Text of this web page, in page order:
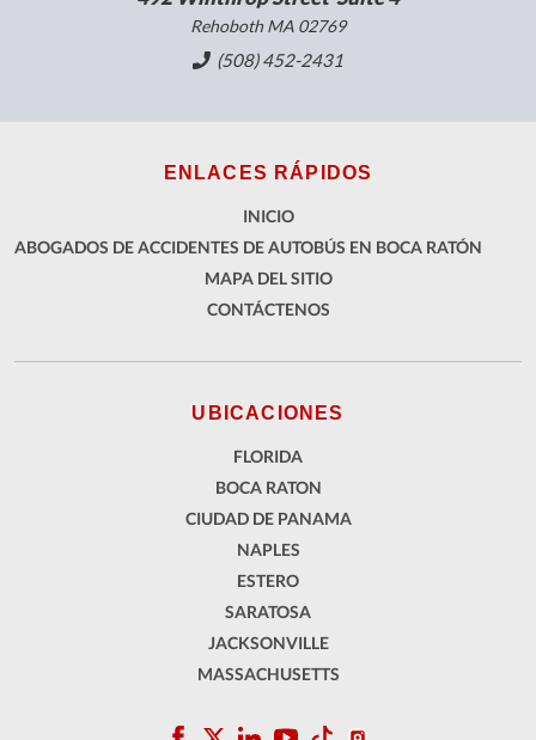
Rehoboth MA 02769
(508) 452-2431
ENLACES RÁPIDOS
INICIO
ABOGADOS DE ACCIDENTES DE AUTOBÚS EN BOCA RATÓN
MAPA DEL SITIO
CONTÁCTENOS
UBICACIONES
FLORIDA
BOCA RATON
CIUDAD DE PANAMA
NAPLES
ESTERO
SARATOSA
JACKSONVILLE
MASSACHUSETTS